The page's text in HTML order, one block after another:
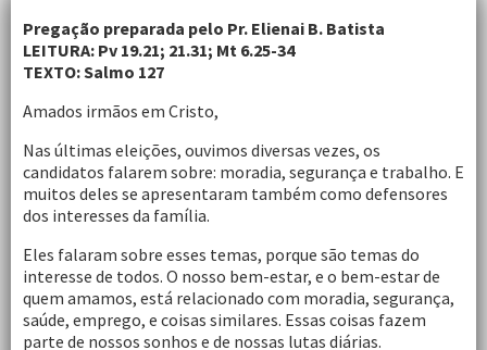
Pregação preparada pelo Pr. Elienai B. Batista
LEITURA: Pv 19.21; 21.31; Mt 6.25-34
TEXTO: Salmo 127
Amados irmãos em Cristo,
Nas últimas eleições, ouvimos diversas vezes, os
candidatos falarem sobre: moradia, segurança e trabalho. E
muitos deles se apresentaram também como defensores
dos interesses da família.
Eles falaram sobre esses temas, porque são temas do
interesse de todos. O nosso bem-estar, e o bem-estar de
quem amamos, está relacionado com moradia, segurança,
saúde, emprego, e coisas similares. Essas coisas fazem
parte de nossos sonhos e de nossas lutas diárias.